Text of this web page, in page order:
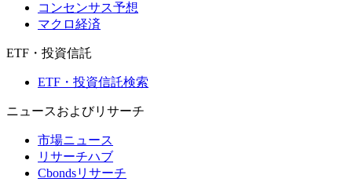
コンセンサス予想
マクロ経済
ETF・投資信託
ETF・投資信託検索
ニュースおよびリサーチ
市場ニュース
リサーチハブ
Cbondsリサーチ